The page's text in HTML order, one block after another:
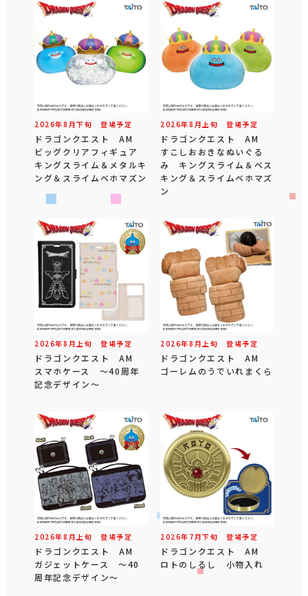
2026年8 月下旬 登場予定
ドラゴンクエスト AM
ビッグクリアフィギュア
キングスライム＆メタルキ
ング＆スライムベホマズン
2026年8 月 上旬 登場予定
ドラゴンクエスト AM
すこしおおきなぬいぐる
み キングスライム＆ベス
キング＆スライムベホマズ
ン
2026年8 月 上旬 登場予定
ドラゴンクエスト AM
スマホケース ～40周年
記念デザイン～
2026年8 月 上旬 登場予定
ドラゴンクエスト AM
ゴーレムのうでいれまくら
2026年8 月 上旬 登場予定
ドラゴンクエスト AM
ガジェットケース ～40
周年記念デザイン～
2026年 7 月下旬 登場予定
ドラゴンクエスト AM
ロトのしるし 小物入れ